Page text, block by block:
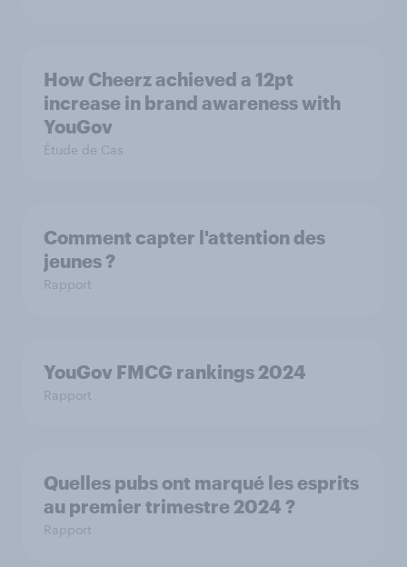
How Cheerz achieved a 12pt
increase in brand awareness with
YouGov
Étude de Cas
Comment capter l'attention des
jeunes ?
Rapport
YouGov FMCG rankings 2024
Rapport
Quelles pubs ont marqué les esprits
au premier trimestre 2024 ?
Rapport